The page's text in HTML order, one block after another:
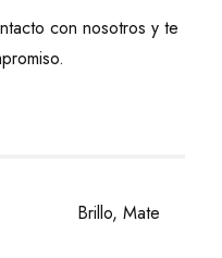
con nosotros y te
Brillo, Mate